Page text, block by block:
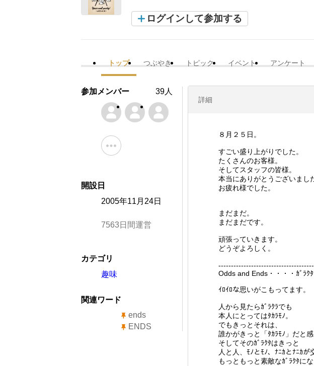
ログインして参加する
トップ つぶやき トピック イベント アンケート
詳細
８月２５日。
すごい盛り上がりでした。
たくさんのお客様。
そしてスタッフの皆様。
本当にありがとうございまし
お疲れ様でした。
まだまだ。
まだまだです。
頑張っていきます。
どうぞよろしく。
Odds and Ends・・・・ｶﾞﾗｸ
ｲﾛｲﾛな思いがこもってます。
人から見たらｶﾞﾗｸﾗでも
本人にとってはﾀｶﾗﾓﾉ。
でもきっとそれは、
誰かがきっと「ﾀｶﾗﾓﾉ」だと感
そしてそのｶﾞﾗｸﾀはきっと
人と人、ﾓﾉとﾓﾉ、ﾅﾆｶとﾅﾆｶが
もっともっと素敵なｶﾞﾗｸﾀに
参加メンバー 39人
開設日
2005年11月24日
7563日間運営
カテゴリ
趣味
関連ワード
ends
ENDS